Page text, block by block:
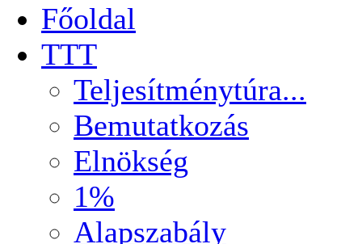
Főoldal
TTT
Teljesítménytúra...
Bemutatkozás
Elnökség
1%
Alapszabály